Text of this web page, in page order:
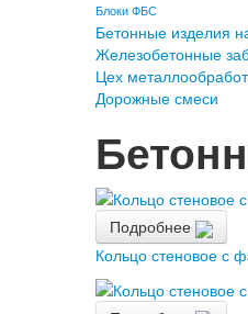
Блоки ФБС
Бетонные изделия
Железобетонные
Цех
Дорожные смеси
Подробнее
Кольцо стеновое с